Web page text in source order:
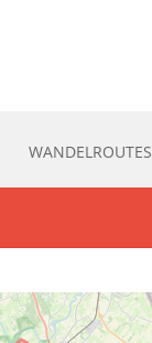
WANDELROUTES